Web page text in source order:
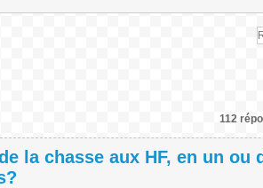
112
la chasse aux HF, en un ou